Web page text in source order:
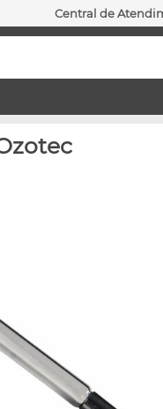
Central de